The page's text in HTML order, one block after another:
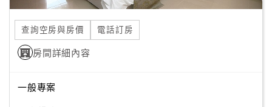
品
宣
傳
查詢空房與房價 電話訂房
房間詳細內容
一般專案